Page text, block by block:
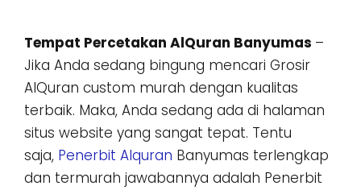
Tempat Percetakan AlQuran Banyumas –
Jika Anda sedang bingung mencari Grosir
AlQuran custom murah dengan kualitas
terbaik. Maka, Anda sedang ada di halaman
situs website yang sangat tepat. Tentu
saja, Penerbit Alquran Banyumas terlengkap
dan termurah jawabannya adalah Penerbit